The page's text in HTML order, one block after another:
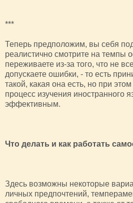
***
Теперь предположим, вы себя
реалистично смотрите на темпы
переживаете из-за того, что не
допускаете ошибки, - то есть
такой, какая она есть, но при
процесс изучения иностранного
эффективным.
Что делать и как работать
Здесь возможны некоторые
личных предпочтений,